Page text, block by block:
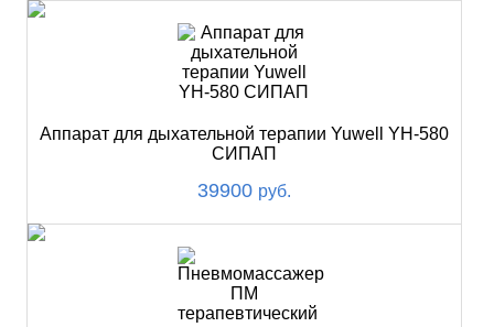
Аппарат для дыхательной терапии Yuwell YH-580
СИПАП
39900 руб.